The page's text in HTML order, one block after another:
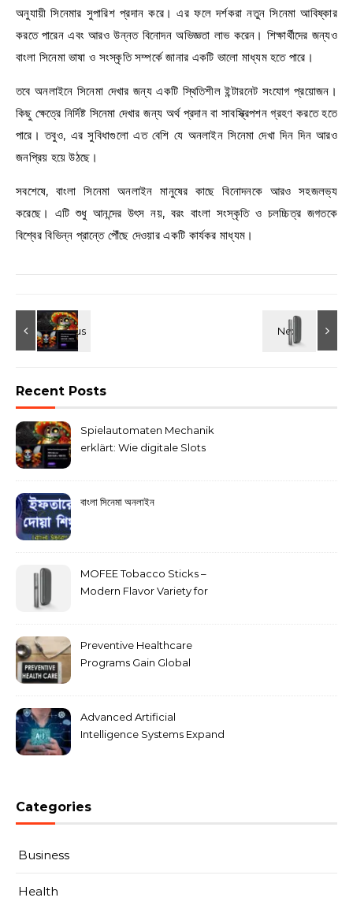
অনুযায়ী সিনেমার সুপারিশ প্রদান করে। এর ফলে দর্শকরা নতুন সিনেমা আবিষ্কার
করতে পারেন এবং আরও উন্নত বিনোদন অভিজ্ঞতা লাভ করেন। শিক্ষার্থীদের জন্যও
বাংলা সিনেমা ভাষা ও সংস্কৃতি সম্পর্কে জানার একটি ভালো মাধ্যম হতে পারে।
তবে অনলাইনে সিনেমা দেখার জন্য একটি স্থিতিশীল ইন্টারনেট সংযোগ প্রয়োজন।
কিছু ক্ষেত্রে নির্দিষ্ট সিনেমা দেখার জন্য অর্থ প্রদান বা সাবস্ক্রিপশন গ্রহণ করতে হতে
পারে। তবুও, এর সুবিধাগুলো এত বেশি যে অনলাইন সিনেমা দেখা দিন দিন আরও
জনপ্রিয় হয়ে উঠছে।
সবশেষে, বাংলা সিনেমা অনলাইন মানুষের কাছে বিনোদনকে আরও সহজলভ্য
করেছে। এটি শুধু আনন্দের উৎস নয়, বরং বাংলা সংস্কৃতি ও চলচ্চিত্র জগতকে
বিশ্বের বিভিন্ন প্রান্তে পৌঁছে দেওয়ার একটি কার্যকর মাধ্যম।
Recent Posts
Spielautomaten Mechanik
erklärt: Wie digitale Slots
বাংলা সিনেমা অনলাইন
MOFEE Tobacco Sticks –
Modern Flavor Variety for
Preventive Healthcare
Programs Gain Global
Advanced Artificial
Intelligence Systems Expand
Categories
Business
Health